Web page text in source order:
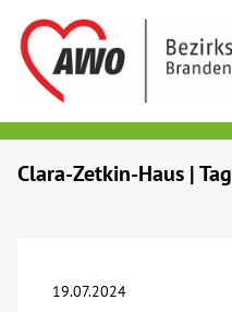
Clara-Zetkin-Haus |
19.07.2024